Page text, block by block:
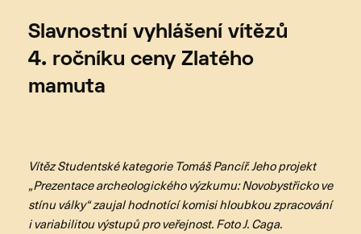
Slavnostní vyhlášení vítězů
4. ročníku ceny Zlatého
mamuta
Vítěz Studentské kategorie Tomáš Pancíř. Jeho projekt
„Prezentace archeologického výzkumu: Novobystřicko ve
stínu války“ zaujal hodnotící komisi hloubkou zpracování
i variabilitou výstupů pro veřejnost. Foto J. Caga.